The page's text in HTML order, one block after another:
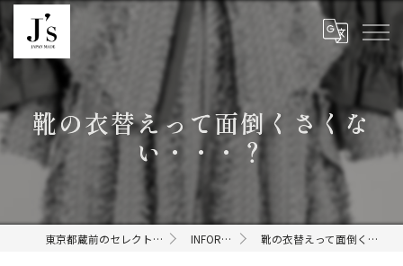
靴の衣替えって面倒くさくな
い・・・？
東京都蔵前のセレクトショップならJ's INFORMATION 靴の衣替えって面倒くさくない・・・？